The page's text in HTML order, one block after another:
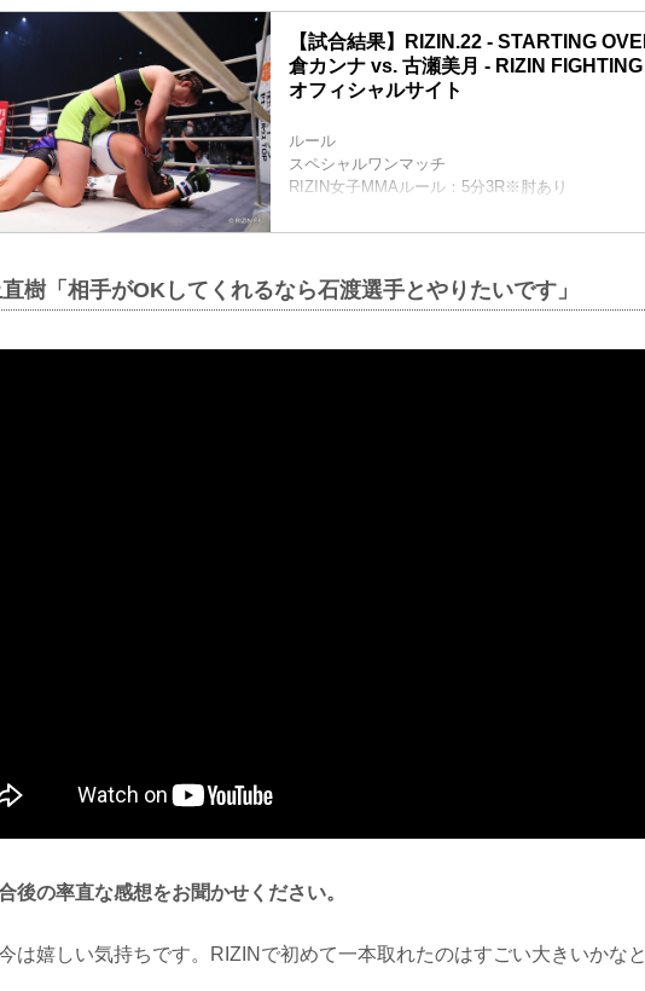
【試合結果】RIZIN.22 - STARTING
倉カンナ vs. 古瀬美月 - RIZIN
オフィシャルサイト
ルール
スペシャルワンマッチ
RIZIN女子MMAルール：5分3R※肘あり
（WIN）浅倉カンナvs.古瀬美月（LOSE）
入場
ROUND 1
に出るが、浅倉はこれを切ってバックに回る。
樹「相手がOKしてくれるなら石渡選手とやりたいです」
の率直な感想をお聞かせください。
は嬉しい気持ちです。RIZINで初めて一本取れたのはすごい大きいかなと